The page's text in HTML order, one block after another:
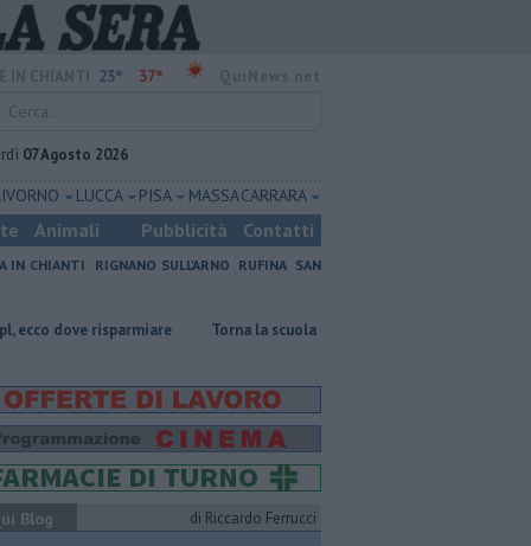
23° 37°
07 Agosto 2026
LUCCA PISA MASSA CARRARA
Animali Pubblicità Contatti
IN CHIANTI RIGNANO SULL'ARNO RUFINA SAN
Torna la scuola per i contadini del futuro
Blog di Riccardo Ferrucci